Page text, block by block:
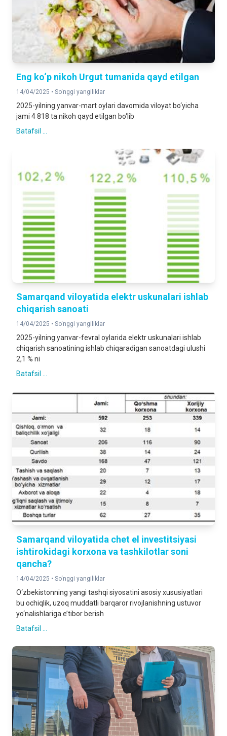
Eng ko‘p nikoh Urgut tumanida qayd etilgan
14/04/2025 • So‘nggi yangiliklar
2025-yilning yanvar-mart oylari davomida viloyat bo‘yicha
jami 4 818 ta nikoh qayd etilgan bo‘lib
Batafsil ...
Samarqand viloyatida elektr uskunalari ishlab
chiqarish sanoati
14/04/2025 • So‘nggi yangiliklar
2025-yilning yanvar-fevral oylarida elektr uskunalari ishlab
chiqarish sanoatining ishlab chiqaradigan sanoatdagi ulushi
2,1 % ni
Batafsil ...
Samarqand viloyatida chet el investitsiyasi
ishtirokidagi korxona va tashkilotlar soni
qancha?
14/04/2025 • So‘nggi yangiliklar
O‘zbekistonning yangi tashqi siyosatini asosiy xususiyatlari
bu ochiqlik, uzoq muddatli barqaror rivojlanishning ustuvor
yo‘nalishlariga e’tibor berish
Batafsil ...